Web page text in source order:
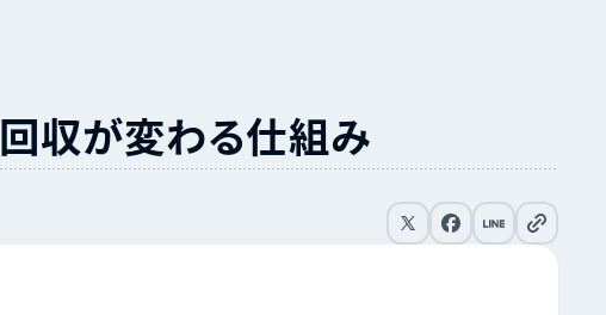
回収が変わる仕組み
リンクをコピー